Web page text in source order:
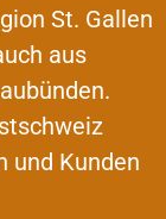
St. Gallen
aus
und Kunden